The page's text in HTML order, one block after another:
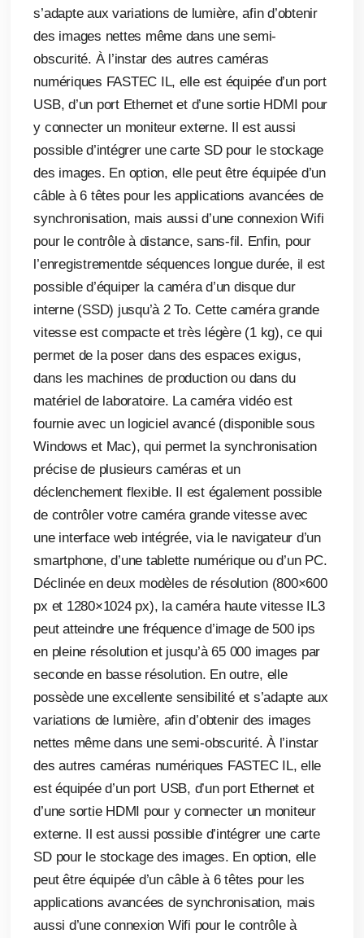
s’adapte aux variations de lumière, afin d’obtenir
des images nettes même dans une semi-
obscurité. À l’instar des autres caméras
numériques FASTEC IL, elle est équipée d’un port
USB, d’un port Ethernet et d’une sortie HDMI pour
y connecter un moniteur externe. Il est aussi
possible d’intégrer une carte SD pour le stockage
des images. En option, elle peut être équipée d’un
câble à 6 têtes pour les applications avancées de
synchronisation, mais aussi d’une connexion Wifi
pour le contrôle à distance, sans-fil. Enfin, pour
l’enregistrementde séquences longue durée, il est
possible d’équiper la caméra d’un disque dur
interne (SSD) jusqu’à 2 To. Cette caméra grande
vitesse est compacte et très légère (1 kg), ce qui
permet de la poser dans des espaces exigus,
dans les machines de production ou dans du
matériel de laboratoire. La caméra vidéo est
fournie avec un logiciel avancé (disponible sous
Windows et Mac), qui permet la synchronisation
précise de plusieurs caméras et un
déclenchement flexible. Il est également possible
de contrôler votre caméra grande vitesse avec
une interface web intégrée, via le navigateur d’un
smartphone, d’une tablette numérique ou d’un PC.
Déclinée en deux modèles de résolution (800×600
px et 1280×1024 px), la caméra haute vitesse IL3
peut atteindre une fréquence d’image de 500 ips
en pleine résolution et jusqu’à 65 000 images par
seconde en basse résolution. En outre, elle
possède une excellente sensibilité et s’adapte aux
variations de lumière, afin d’obtenir des images
nettes même dans une semi-obscurité. À l’instar
des autres caméras numériques FASTEC IL, elle
est équipée d’un port USB, d’un port Ethernet et
d’une sortie HDMI pour y connecter un moniteur
externe. Il est aussi possible d’intégrer une carte
SD pour le stockage des images. En option, elle
peut être équipée d’un câble à 6 têtes pour les
applications avancées de synchronisation, mais
aussi d’une connexion Wifi pour le contrôle à